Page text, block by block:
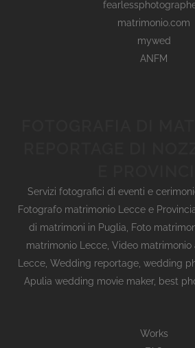
matrimonio.com
mywed
ANFM
Servizi fotografici di eventi e
Fotografo matrimonio Lecce e
di matrimoni in Puglia
Foto
matrimonio Lecce Video matrimonio
Lecce, Wedding reportage, wedding
Apulia wedding movie maker, best
Works